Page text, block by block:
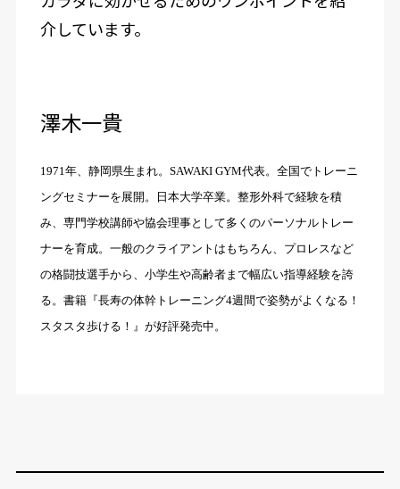
介しています。
澤木一貴
1971年、静岡県生まれ。SAWAKI GYM代表。全国でトレーニ
ングセミナーを展開。日本大学卒業。整形外科で経験を積
み、専門学校講師や協会理事として多くのパーソナルトレー
ナーを育成。一般のクライアントはもちろん、プロレスなど
の格闘技選手から、小学生や高齢者まで幅広い指導経験を誇
る。書籍『長寿の体幹トレーニング4週間で姿勢がよくなる！
スタスタ歩ける！』が好評発売中。